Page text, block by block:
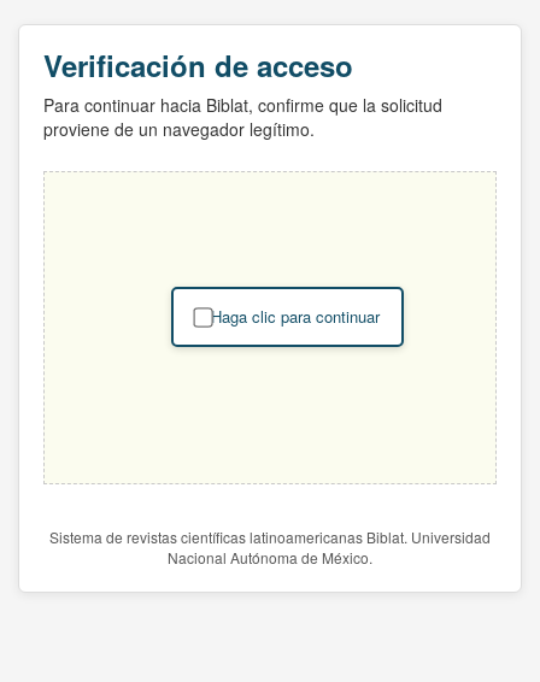
Verificación de acceso
Para continuar hacia Biblat, confirme que la solicitud
proviene de un navegador legítimo.
Haga clic para continuar
Sistema de revistas científicas latinoamericanas Biblat. Universidad
Nacional Autónoma de México.